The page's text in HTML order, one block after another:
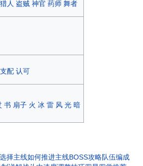
猎人 盗贼 神官 药师 舞者
支配 认可
书 扇子 火 冰 雷 风 光 暗
择主线如何推进主线BOSS攻略队伍编成